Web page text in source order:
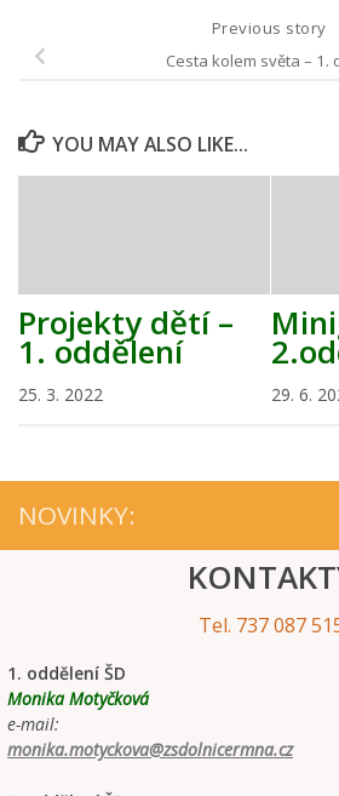
Previous story
Cesta kolem světa – 1.
YOU MAY ALSO LIKE...
Projekty dětí –
1. oddělení
25. 3. 2022 29. 6.
NOVINKY:
Tel. 737 087
1. oddělení ŠD
Monika Motyčková
e-mail:
monika.motyckova@zsdolnicermna.cz